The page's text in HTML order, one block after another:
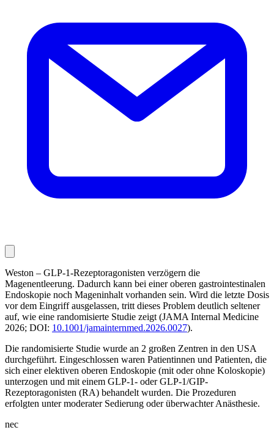
Weston – GLP-1-Rezeptoragonisten verzögern die
Magenentleerung. Dadurch kann bei einer oberen gastrointestinalen
Endoskopie noch Mageninhalt vorhanden sein. Wird die letzte Dosis
vor dem Eingriff ausgelassen, tritt dieses Problem deutlich seltener
auf, wie eine randomisierte Studie zeigt (JAMA Internal Medicine
2026; DOI: 10.1001/jamainternmed.2026.0027).
Die randomisierte Studie wurde an 2 großen Zentren in den USA
durchgeführt. Eingeschlossen waren Patientinnen und Patienten, die
sich einer elektiven oberen Endoskopie (mit oder ohne Koloskopie)
unterzogen und mit einem GLP-1- oder GLP-1/GIP-
Rezeptoragonisten (RA) behandelt wurden. Die Prozeduren
erfolgten unter moderater Sedierung oder überwachter Anästhesie.
nec